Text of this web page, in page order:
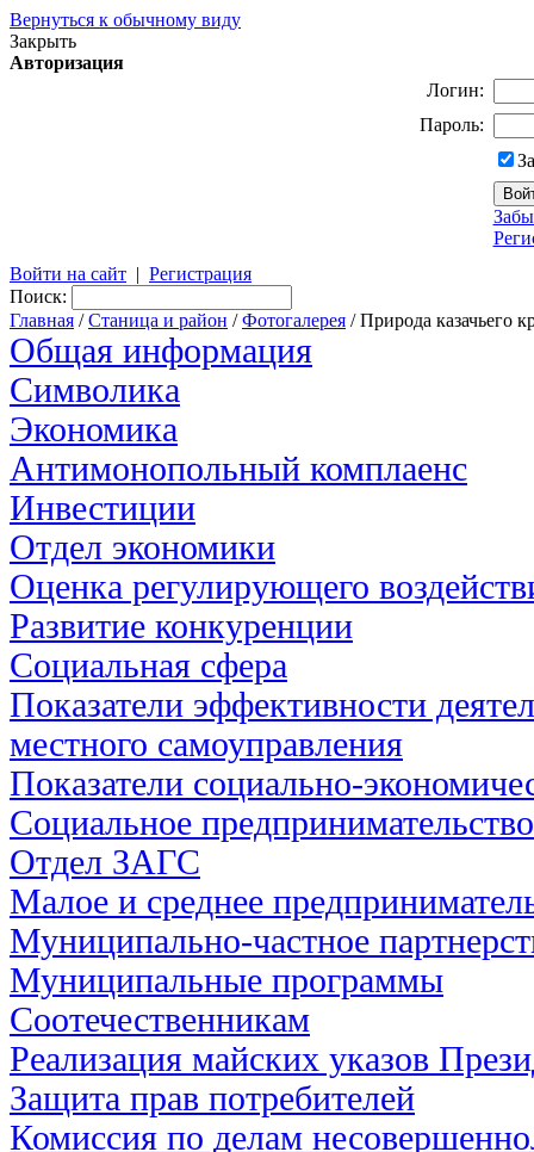
Вернуться к обычному виду
Закрыть
Авторизация
Логин:
Пароль:
Войти на сайт | Регистрация
Поиск:
Главная /Станица и район /Фотогалерея / Природа казачьего
Общая информация
Символика
Экономика
Антимонопольный комплаенс
Инвестиции
Отдел экономики
Оценка регулирующего
Развитие конкуренции
Социальная сфера
Показатели эффективности
местного самоуправления
Показатели социально-
Социальное предпринимательство
Отдел ЗАГС
Малое и среднее
Муниципально-частное
Муниципальные программы
Соотечественникам
Реализация майских указов
Защита прав потребителей
Комиссия по делам